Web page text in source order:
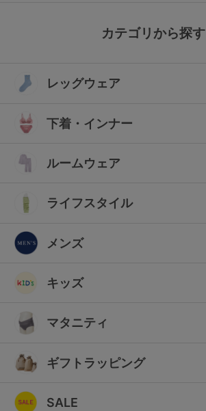
カテゴリから探す
レッグウェア
下着・インナー
ルームウェア
ライフスタイル
メンズ
キッズ
マタニティ
ギフトラッピング
SALE